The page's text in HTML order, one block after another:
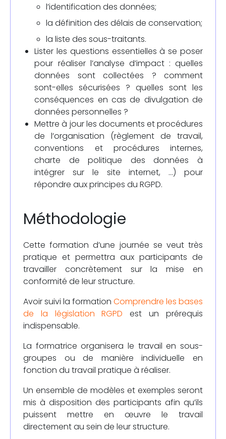
l’identification des données;
la définition des délais de conservation;
la liste des sous-traitants.
Lister les questions essentielles à se poser
pour réaliser l’analyse d’impact : quelles
données sont collectées ? comment
sont-elles sécurisées ? quelles sont les
conséquences en cas de divulgation de
données personnelles ?
Mettre à jour les documents et procédures
de l’organisation (règlement de travail,
conventions et procédures internes,
charte de politique des données à
intégrer sur le site internet, …) pour
répondre aux principes du RGPD.
Méthodologie
Cette formation d’une journée se veut très
pratique et permettra aux participants de
travailler concrètement sur la mise en
conformité de leur structure.
Avoir suivi la formation Comprendre les bases
de la législation RGPD est un prérequis
indispensable.
La formatrice organisera le travail en sous-
groupes ou de manière individuelle en
fonction du travail pratique à réaliser.
Un ensemble de modèles et exemples seront
mis à disposition des participants afin qu’ils
puissent mettre en œuvre le travail
directement au sein de leur structure.